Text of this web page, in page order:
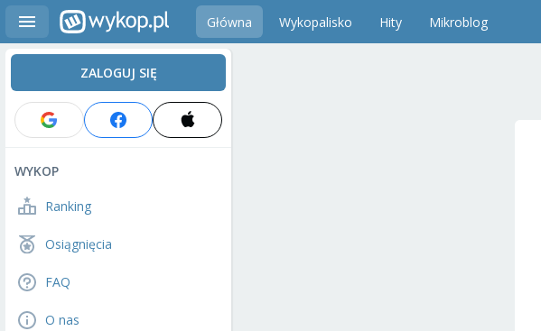
Główna Wykopalisko Hity Mikroblog
ZALOGUJ SIĘ
WYKOP
Ranking
Osiągnięcia
FAQ
O nas